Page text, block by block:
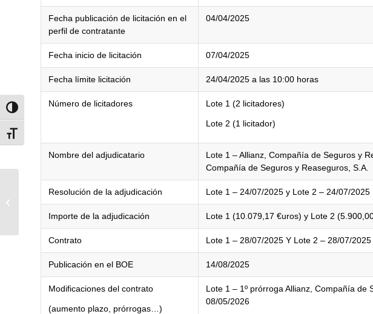
Alternar alto contraste
Alternar tamaño de letra
Fecha publicación de licitación en el
perfil de contratante
04/04/2025
Fecha inicio de licitación 07/04/2025
Fecha límite licitación 24/04/2025 a las 10:00 horas
Número de licitadores Lote 1 (2 licitadores)
Lote 2 (1 licitador)
Nombre del adjudicatario
Lote 1 – Allianz, Compañía de Seguros y
Compañía de Seguros y Reaseguros, S.A.
Resolución de la adjudicación Lote 1 – 24/07/2025 y Lote 2 – 24/07/2025
Importe de la adjudicación Lote 1 (10.079,17 €uros) y Lote 2
Contrato Lote 1 – 28/07/2025 Y Lote 2 – 28/07/2025
Publicación en el BOE 14/08/2025
Modificaciones del contrato
(aumento plazo, prórrogas…)
Lote 1 – 1º prórroga Allianz, Compañía de
08/05/2026
Concierto “Copeiro y De